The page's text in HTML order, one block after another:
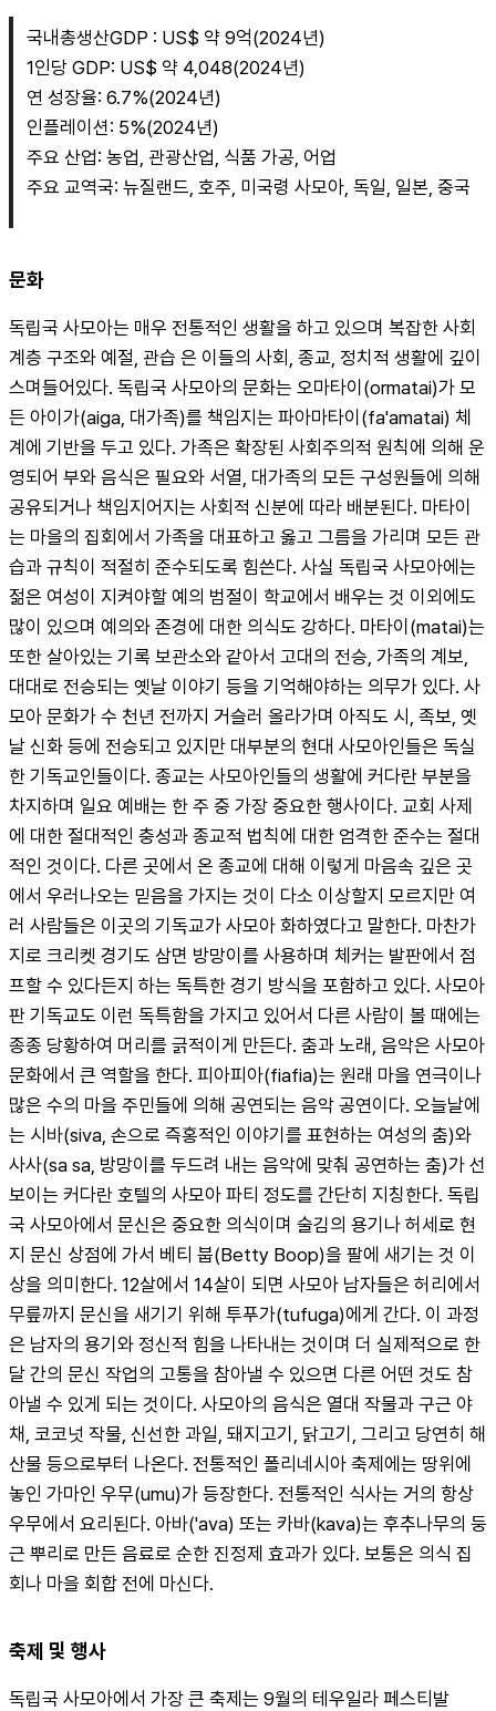
국내총생산GDP : US$ 약 9억(2024년)
1인당 GDP: US$ 약 4,048(2024년)
연 성장율: 6.7%(2024년)
인플레이션: 5%(2024년)
주요 산업: 농업, 관광산업, 식품 가공, 어업
주요 교역국: 뉴질랜드, 호주, 미국령 사모아, 독일, 일본, 중국
문화
독립국 사모아는 매우 전통적인 생활을 하고 있으며 복잡한 사회
계층 구조와 예절, 관습 은 이들의 사회, 종교, 정치적 생활에 깊이
스며들어있다. 독립국 사모아의 문화는 오마타이(ormatai)가 모
든 아이가(aiga, 대가족)를 책임지는 파아마타이(fa'amatai) 체
계에 기반을 두고 있다. 가족은 확장된 사회주의적 원칙에 의해 운
영되어 부와 음식은 필요와 서열, 대가족의 모든 구성원들에 의해
공유되거나 책임지어지는 사회적 신분에 따라 배분된다. 마타이
는 마을의 집회에서 가족을 대표하고 옳고 그름을 가리며 모든 관
습과 규칙이 적절히 준수되도록 힘쓴다. 사실 독립국 사모아에는
젊은 여성이 지켜야할 예의 범절이 학교에서 배우는 것 이외에도
많이 있으며 예의와 존경에 대한 의식도 강하다. 마타이(matai)는
또한 살아있는 기록 보관소와 같아서 고대의 전승, 가족의 계보,
대대로 전승되는 옛날 이야기 등을 기억해야하는 의무가 있다. 사
모아 문화가 수 천년 전까지 거슬러 올라가며 아직도 시, 족보, 옛
날 신화 등에 전승되고 있지만 대부분의 현대 사모아인들은 독실
한 기독교인들이다. 종교는 사모아인들의 생활에 커다란 부분을
차지하며 일요 예배는 한 주 중 가장 중요한 행사이다. 교회 사제
에 대한 절대적인 충성과 종교적 법칙에 대한 엄격한 준수는 절대
적인 것이다. 다른 곳에서 온 종교에 대해 이렇게 마음속 깊은 곳
에서 우러나오는 믿음을 가지는 것이 다소 이상할지 모르지만 여
러 사람들은 이곳의 기독교가 사모아 화하였다고 말한다. 마찬가
지로 크리켓 경기도 삼면 방망이를 사용하며 체커는 발판에서 점
프할 수 있다든지 하는 독특한 경기 방식을 포함하고 있다. 사모아
판 기독교도 이런 독특함을 가지고 있어서 다른 사람이 볼 때에는
종종 당황하여 머리를 긁적이게 만든다. 춤과 노래, 음악은 사모아
문화에서 큰 역할을 한다. 피아피아(fiafia)는 원래 마을 연극이나
많은 수의 마을 주민들에 의해 공연되는 음악 공연이다. 오늘날에
는 시바(siva, 손으로 즉홍적인 이야기를 표현하는 여성의 춤)와
사사(sa sa, 방망이를 두드려 내는 음악에 맞춰 공연하는 춤)가 선
보이는 커다란 호텔의 사모아 파티 정도를 간단히 지칭한다. 독립
국 사모아에서 문신은 중요한 의식이며 술김의 용기나 허세로 현
지 문신 상점에 가서 베티 붑(Betty Boop)을 팔에 새기는 것 이
상을 의미한다. 12살에서 14살이 되면 사모아 남자들은 허리에서
무릎까지 문신을 새기기 위해 투푸가(tufuga)에게 간다. 이 과정
은 남자의 용기와 정신적 힘을 나타내는 것이며 더 실제적으로 한
달 간의 문신 작업의 고통을 참아낼 수 있으면 다른 어떤 것도 참
아낼 수 있게 되는 것이다. 사모아의 음식은 열대 작물과 구근 야
채, 코코넛 작물, 신선한 과일, 돼지고기, 닭고기, 그리고 당연히 해
산물 등으로부터 나온다. 전통적인 폴리네시아 축제에는 땅위에
놓인 가마인 우무(umu)가 등장한다. 전통적인 식사는 거의 항상
우무에서 요리된다. 아바('ava) 또는 카바(kava)는 후추나무의 둥
근 뿌리로 만든 음료로 순한 진정제 효과가 있다. 보통은 의식 집
회나 마을 회합 전에 마신다.
축제 및 행사
독립국 사모아에서 가장 큰 축제는 9월의 테우일라 페스티발